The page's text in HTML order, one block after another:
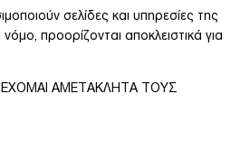
σελίδες και υπηρεσίες της
προορίζονται αποκλειστικά για
ΑΜΕΤΑΚΛΗΤΑ ΤΟΥΣ